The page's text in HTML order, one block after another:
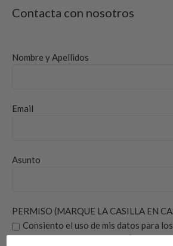
Contacta con nosotros
Nombre y Apellidos
Email
Asunto
PERMISO (MARQUE LA CASILLA EN
Consiento el uso de mis datos para